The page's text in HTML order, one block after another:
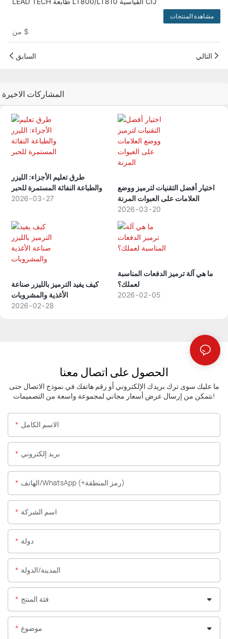
$
مشاهدة المنتجات
السابق التالي
المشاركات الاخيرة
طرق تعليم الأجزاء: الليزر
والطباعة النفاثة المستمرة للحبر
2026 03 27
اختيار أفضل التقنيات لترميز ووضع
العلامات على العبوات المرنة
2026 03 20
كيف يفيد الترميز بالليزر صناعة
الأغذية والمشروبات
2026 02 28
ما هي آلة ترميز الدفعات المناسبة
لعملك؟
2026 02 05
الحصول على اتصال معنا
ما عليك سوى ترك بريدك الإلكتروني أو رقم هاتفك في نموذج الاتصال حتى
نتمكن من إرسال عرض أسعار مجاني لمجموعة واسعة من التصميمات!
الاسم الكامل
بريد إلكتروني
الهاتف/WhatsApp (+رمز المنطقة)
اسم الشركة
دولة
المدينة/الدولة
فئة المنتج
موضوع